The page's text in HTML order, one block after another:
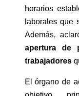
horarios
laborales que
Además,
apertura de
trabajadores
El órgano de